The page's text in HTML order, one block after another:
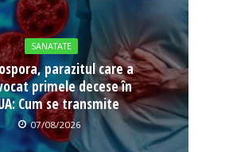
SANATATE
parazitul care a
primele decese în
Cum se transmite
07/08/2026